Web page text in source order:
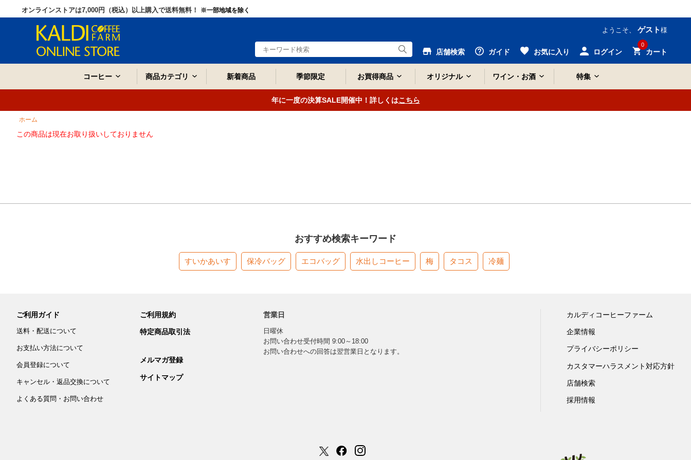
オンラインストアは7,000円（税込）以上購入で送料無料！ ※一部地域を除く
ようこそ、 ゲスト 様
店舗検索 ガイド お気に入り ログイン
0
カート
コーヒー 商品カテゴリ 新着商品 季節限定 お買得商品 オリジナル ワイン・お酒 特集
年に一度の決算SALE開催中！詳しくはこちら
ホーム
この商品は現在お取り扱いしておりません
おすすめ検索キーワード
すいかあいす 保冷バッグ エコバッグ 水出しコーヒー 梅 タコス 冷麺
ご利用ガイド
送料・配送について
お支払い方法について
会員登録について
キャンセル・返品交換について
よくある質問・お問い合わせ
ご利用規約
特定商品取引法
メルマガ登録
サイトマップ
営業日
日曜休
お問い合わせ受付時間 9:00～18:00
お問い合わせへの回答は翌営業日となります。
カルディコーヒーファーム
企業情報
プライバシーポリシー
カスタマーハラスメント対応方針
店舗検索
採用情報